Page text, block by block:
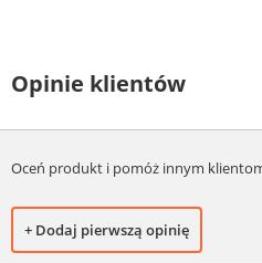
Opinie klientów
Oceń produkt i pomóż innym
+ Dodaj pierwszą opinię